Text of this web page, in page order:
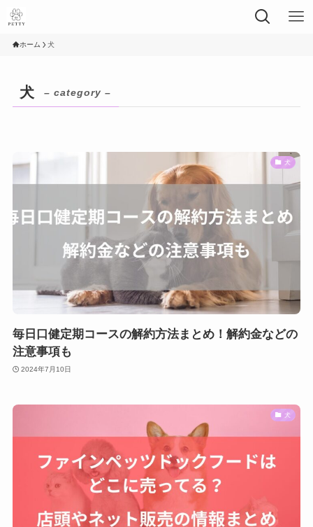
ホーム 犬
犬 – category –
犬
毎日口健定期コースの解約方法まとめ！解約金などの
注意事項も
2024年7月10日
犬